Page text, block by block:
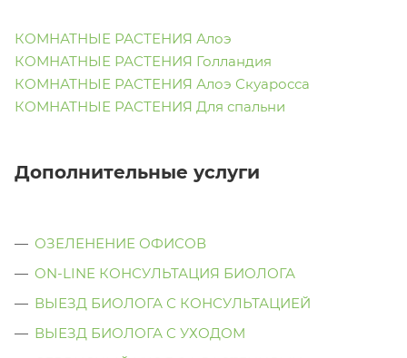
КОМНАТНЫЕ РАСТЕНИЯ Алоэ
КОМНАТНЫЕ РАСТЕНИЯ Голландия
КОМНАТНЫЕ РАСТЕНИЯ Алоэ Скуаросса
КОМНАТНЫЕ РАСТЕНИЯ Для спальни
Дополнительные услуги
ОЗЕЛЕНЕНИЕ ОФИСОВ
ON-LINE КОНСУЛЬТАЦИЯ БИОЛОГА
ВЫЕЗД БИОЛОГА С КОНСУЛЬТАЦИЕЙ
ВЫЕЗД БИОЛОГА C УХОДОМ